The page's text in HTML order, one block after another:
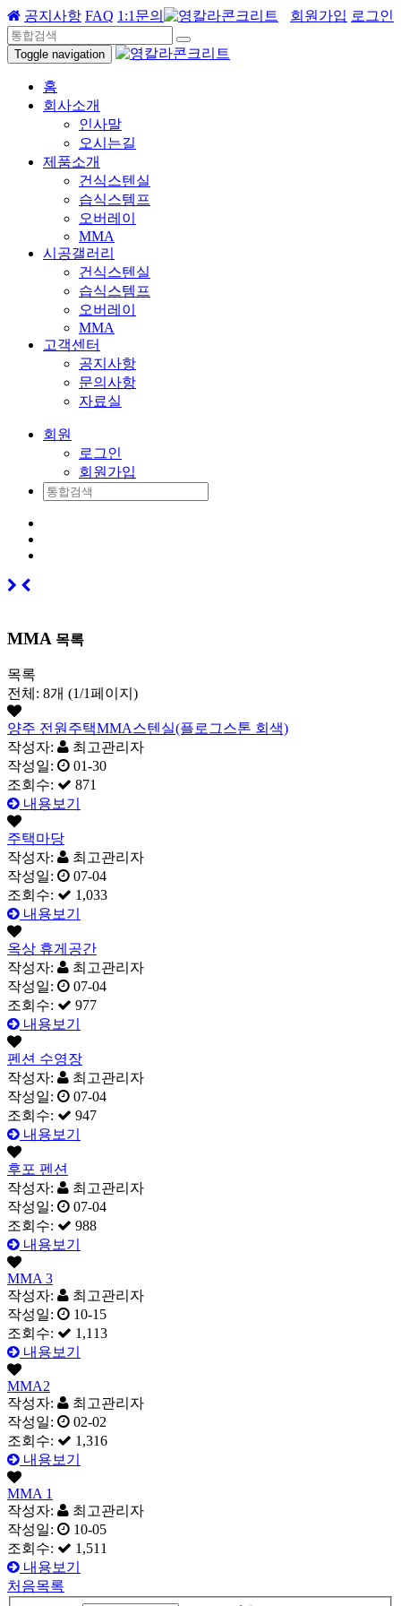
공지사항 FAQ 1:1문의 회원가입 로그인
Toggle navigation
홈
회사소개
인사말
오시는길
제품소개
건식스텐실
습식스템프
오버레이
MMA
시공갤러리
건식스텐실
습식스템프
오버레이
MMA
고객센터
공지사항
문의사항
자료실
회원
로그인
회원가입
MMA 목록
목록
전체: 8개 (1/1페이지)
양주 전원주택MMA스텐실(플로그스톤 회색)
작성자:
최고관리자
작성일:
01-30
조회수:
871
내용보기
주택마당
작성자:
최고관리자
작성일:
07-04
조회수:
1,033
내용보기
옥상 휴게공간
작성자:
최고관리자
작성일:
07-04
조회수:
977
내용보기
펜션 수영장
작성자:
최고관리자
작성일:
07-04
조회수:
947
내용보기
후포 펜션
작성자:
최고관리자
작성일:
07-04
조회수:
988
내용보기
MMA 3
작성자:
최고관리자
작성일:
10-15
조회수:
1,113
내용보기
MMA2
작성자:
최고관리자
작성일:
02-02
조회수:
1,316
내용보기
MMA 1
작성자:
최고관리자
작성일:
10-05
조회수:
1,511
내용보기
처음목록